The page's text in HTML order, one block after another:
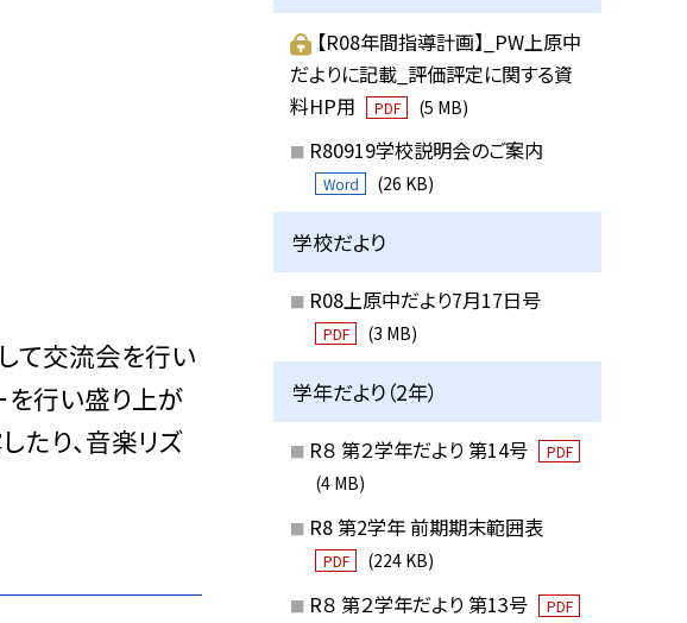
て交流会を行い
を行い盛り上が
たり、音楽リズ
【R08年間指導計画】_PW上原中
だよりに記載_評価評定に関する資
料HP用
PDF (5 MB)
R80919学校説明会のご案内
Word (26 KB)
学校だより
R08上原中だより7月17日号
PDF (3 MB)
学年だより（2年）
R８ 第２学年だより 第14号 PDF
(4 MB)
R8 第2学年 前期期末範囲表
PDF (224 KB)
R８ 第２学年だより 第13号 PDF